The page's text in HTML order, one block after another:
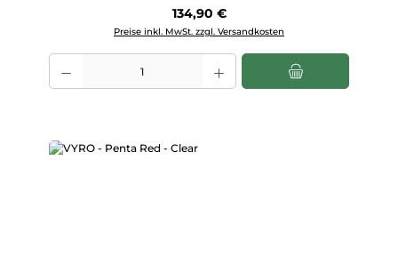
Regulärer Preis:
134,90 €
Preise inkl. MwSt. zzgl. Versandkosten
Produkt Anzahl: Gib den gewünschten Wert ein oder benutze die